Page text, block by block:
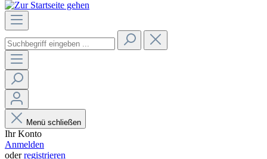
Menü schließen
Ihr Konto
Anmelden
oderregistrieren